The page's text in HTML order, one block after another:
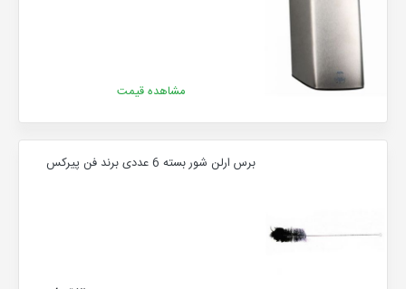
مشاهده قیمت
برس ارلن شور بسته 6 عددی برند فن پیرکس